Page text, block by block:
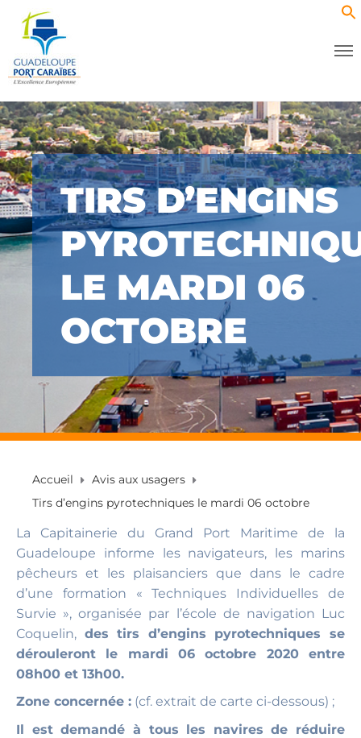
TIRS D’ENGINS
LE MARDI 06
OCTOBRE
Accueil
Avis aux usagers
Tirs d’engins pyrotechniques le mardi 06 octobre
La Capitainerie du Grand Port Maritime de la
Guadeloupe informe les navigateurs, les marins
pêcheurs et les plaisanciers que dans le cadre
d’une formation « Techniques Individuelles de
Survie », organisée par l’école de navigation Luc
Coquelin, des tirs d’engins pyrotechniques se
dérouleront le mardi 06 octobre 2020 entre
08h00 et 13h00.
Zone concernée : (cf. extrait de carte ci-dessous) ;
Il est demandé à tous les navires de réduire